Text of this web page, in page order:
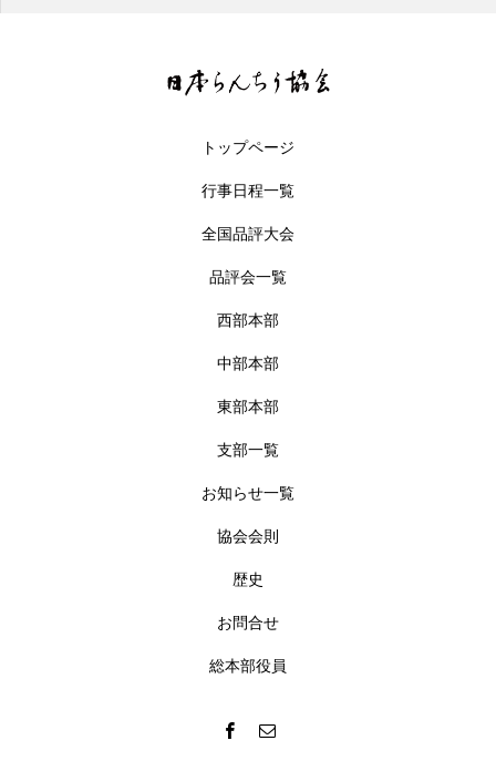
トップページ
行事日程一覧
全国品評大会
品評会一覧
西部本部
中部本部
東部本部
支部一覧
お知らせ一覧
協会会則
歴史
お問合せ
総本部役員